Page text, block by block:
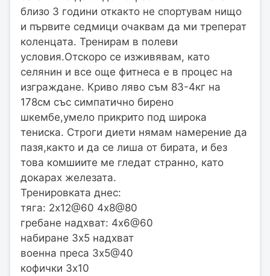
близо 3 години откакто не спортувам нищо
и първите седмици очаквам да ми треперат
коленцата. Тренирам в полеви
условия.Отскоро се изживявам, като
селянин и все още фитнеса е в процес на
изграждане. Криво ляво съм 83-4кг на
178см със симпатично бирено
шкембе,умело прикрито под широка
тениска. Строги диети нямам намерение да
пазя,както и да се лиша от бирата, и без
това комшиите ме гледат странно, като
докарах железата.
Тренировката днес:
тяга: 2х12@60 4х8@80
гребане надхват: 4х6@60
набиране 3х5 надхват
военна преса 3х5@40
кофички 3х10